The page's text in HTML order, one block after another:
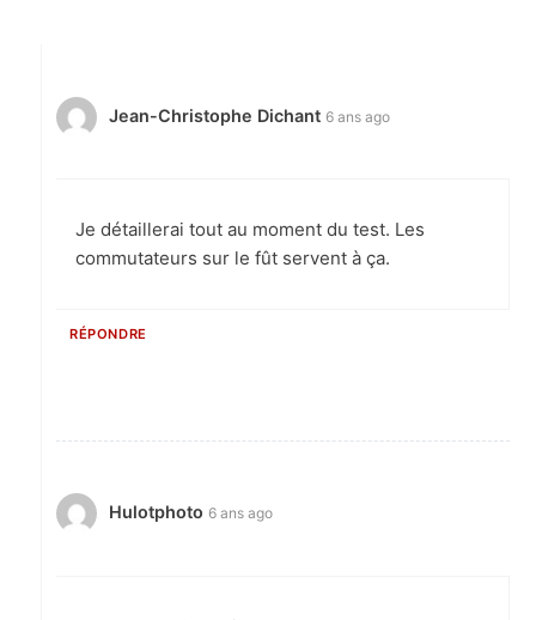
Jean-Christophe Dichant 6 ans ago
Je détaillerai tout au moment du test. Les
commutateurs sur le fût servent à ça.
RÉPONDRE
Hulotphoto 6 ans ago